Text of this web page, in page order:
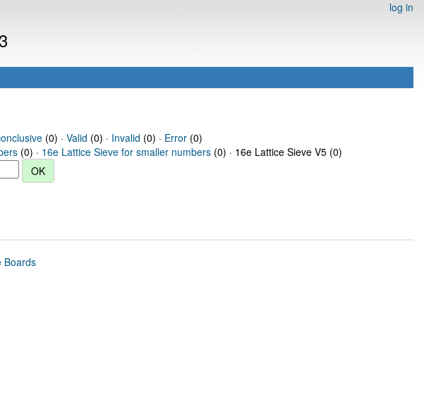
log in
(0) · Valid (0) · Invalid (0) · Error(0)
(0) · 16e Lattice Sieve for smaller numbers (0) · 16e Lattice Sieve V5 (0)
Boards